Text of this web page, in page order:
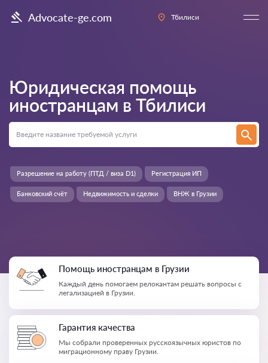
Advocate-ge.com Тбилиси
Юридическая помощь
иностранцам в Тбилиси
ВНЖ в Грузии
Разрешение на работу (ПТД / виза D1) Регистрация ИП
Банковский счёт Недвижимость и сделки
Помощь иностранцам в Грузии
Каждый день помогаем релокантам решать вопросы с
легализацией в Грузии.
Гарантия качества
Мы собрали проверенных русскоязычных юристов по
миграционному праву Грузии.